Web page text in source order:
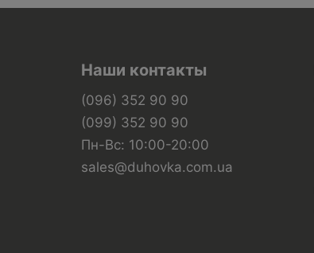
Наши контакты
(096) 352 90 90
(099) 352 90 90
Пн-Вс: 10:00-20:00
sales@duhovka.com.ua